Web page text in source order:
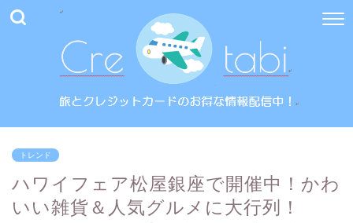
トレンド
ハワイフェア松屋銀座で開催中！かわ
いい雑貨＆人気グルメに大行列！